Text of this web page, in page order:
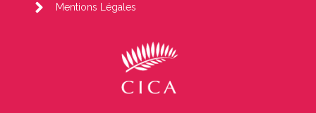
Mentions Légales